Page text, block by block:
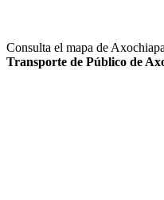
Consulta el mapa de
Transporte de Público de